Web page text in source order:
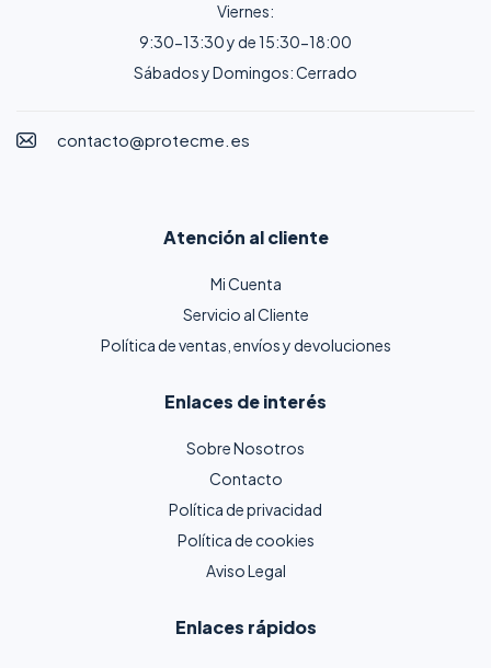
Viernes:
9:30-13:30 y de 15:30-18:00
Sábados y Domingos: Cerrado
contacto@protecme.es
Atención al cliente
Mi Cuenta
Servicio al Cliente
Política de ventas, envíos y devoluciones
Enlaces de interés
Sobre Nosotros
Contacto
Política de privacidad
Política de cookies
Aviso Legal
Enlaces rápidos